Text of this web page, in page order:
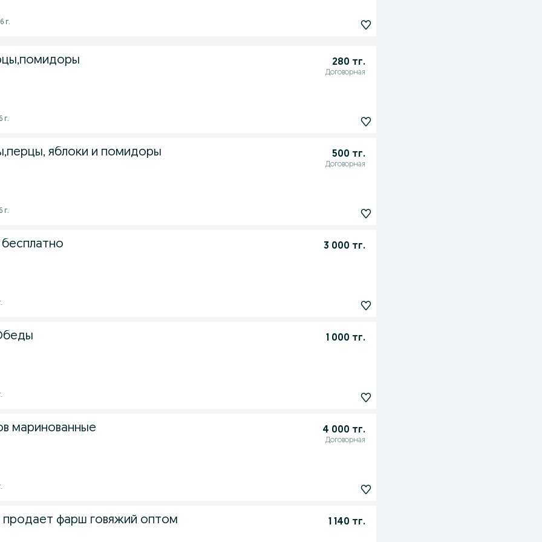
г.
280 тг.
Договорная
г.
яблоки и помидоры 500 тг.
Договорная
г.
3 000 тг.
1 000 тг.
маринованные 4 000 тг.
Договорная
фарш говяжий оптом 1 140 тг.